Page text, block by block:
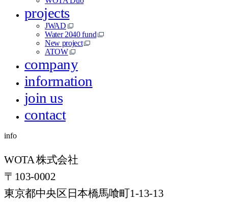
projects
JWAD
Water 2040 fund
New project
ATOW
company
information
join us
contact
info
WOTA 株式会社
〒103-0002
東京都中央区日本橋馬喰町1-13-13